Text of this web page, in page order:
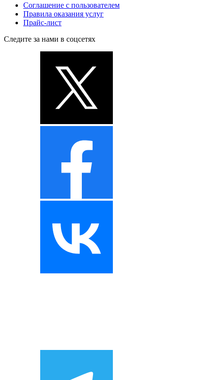
Соглашение с пользователем
Правила оказания услуг
Прайс-лист
Следите за нами в соцсетях